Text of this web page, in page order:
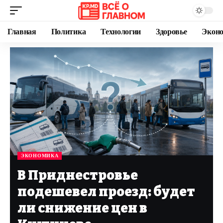
Главная Политика Технологии Здоровье
ЭКОНОМИКА
В Приднестровье
подешевел проезд: будет
ли снижение цен в